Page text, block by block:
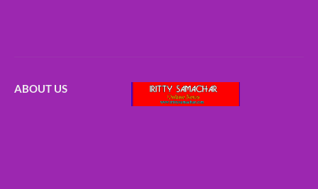
ABOUT US